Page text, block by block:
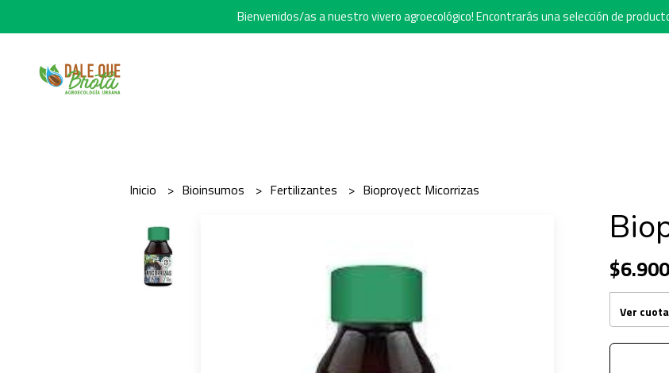
Bienvenidos/as a nuestro vivero agroecológico! Encontrarás una selección de
Inicio Bioinsumos Fertilizantes Bioproyect Micorrizas
Ver